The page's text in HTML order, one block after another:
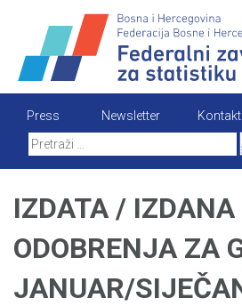
content
Press Newsletter
Kontakt
IZDATA / IZDANA
ODOBRENJA ZA
JANUAR/